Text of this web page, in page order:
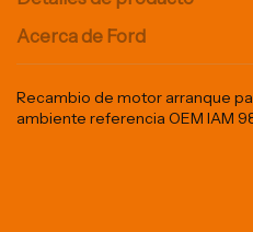
Acerca de Ford
Recambio de motor arranque
ambiente referencia OEM IAM